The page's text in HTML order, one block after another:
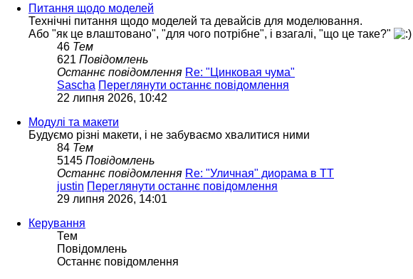
Питання щодо моделей
Технічні питання щодо моделей та девайсів для моделювання.
Або "як це влаштовано", "для чого потрібне", і взагалі, "що це таке?"
46 Тем
621 Повідомлень
Останнє повідомлення Re: "Цинковая чума"
Sascha Переглянути останнє повідомлення
22 липня 2026, 10:42
Модулі та макети
Будуємо різні макети, і не забуваємо хвалитися ними
84 Тем
5145 Повідомлень
Останнє повідомлення Re: "Уличная" диорама в ТТ
justin Переглянути останнє повідомлення
29 липня 2026, 14:01
Керування
Тем
Повідомлень
Останнє повідомлення